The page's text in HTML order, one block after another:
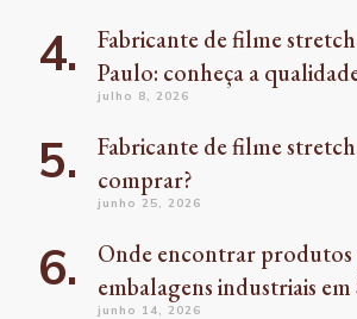
Fabricante de filme stretch
Paulo: conheça a
julho 8, 2026
Fabricante de filme
comprar?
junho 25, 2026
Onde encontrar produtos
embalagens industriais em
junho 14, 2026